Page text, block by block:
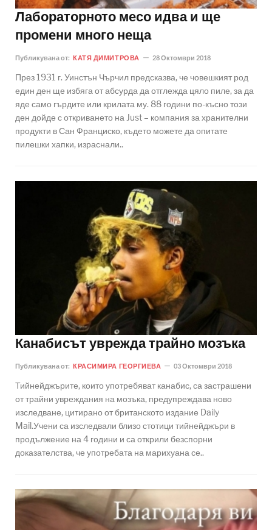
Лабораторното месо идва и ще
промени много неща
Публикувана от: КАТЯ ДИМИТРОВА 28 Октомври 2018
През 1931 г. Уинстън Чърчил предсказва, че човешкият род
един ден ще избяга от абсурда да отглежда цяло пиле, за да
яде само гърдите или крилата му. 88 години по-късно този
ден дойде с откриването на Just – компания за хранителни
продукти в Сан Франциско, където можете да опитате
пилешки хапки, израснали..
Канабисът уврежда трайно мозъка
Публикувана от: КРАСИМИРА ГЕОРГИЕВА 03 Октомври 2018
Тийнейджърите, които употребяват канабис, са застрашени
от трайни увреждания на мозъка, предупреждава ново
изследване, цитирано от британското издание Daily
Mail.Учени са изследвали близо стотици тийнейджъри в
продължение на 4 години и са открили безспорни
доказателства, че употребата на марихуана се..